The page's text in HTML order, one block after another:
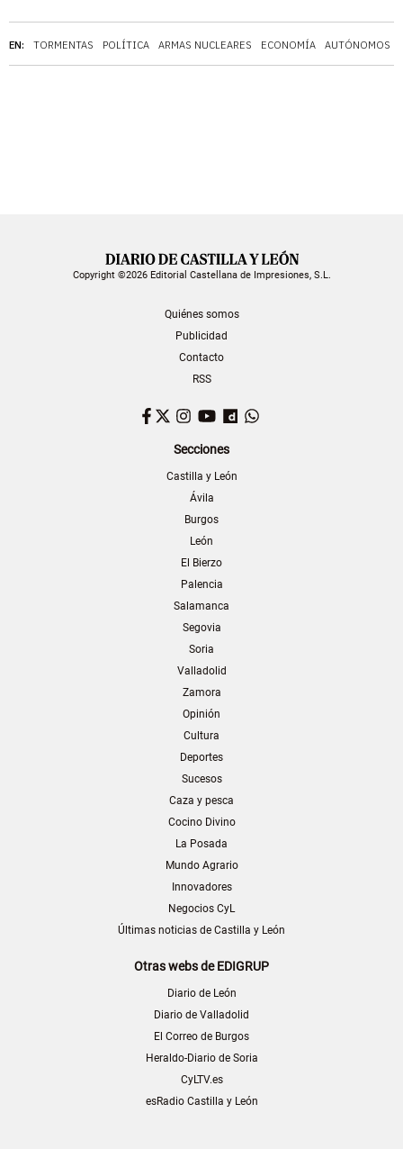
EN: TORMENTAS POLÍTICA ARMAS NUCLEARES ECONOMÍA AUTÓNOMOS
Copyright ©2026 Editorial Castellana de Impresiones, S.L.
Quiénes somos
Publicidad
Contacto
RSS
Facebook
TwitterInstagram
YouTubeDailymotion
Secciones
Castilla y León
Ávila
Burgos
León
El Bierzo
Palencia
Salamanca
Segovia
Soria
Valladolid
Zamora
Opinión
Cultura
Deportes
Sucesos
Caza y pesca
Cocino Divino
La Posada
Mundo Agrario
Innovadores
Negocios CyL
Últimas noticias de Castilla y León
Otras webs de EDIGRUP
Diario de León
Diario de Valladolid
El Correo de Burgos
Heraldo-Diario de Soria
CyLTV.es
esRadio Castilla y León